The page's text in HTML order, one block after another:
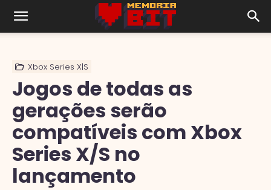
Xbox Series X|S
Jogos de todas as
gerações serão
compatíveis com Xbox
Series X/S no
lançamento